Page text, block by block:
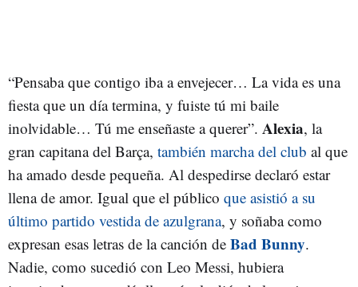
“Pensaba que contigo iba a envejecer… La vida es una
fiesta que un día termina, y fuiste tú mi baile
inolvidable… Tú me enseñaste a querer”. Alexia, la
gran capitana del Barça, también marcha del club al que
ha amado desde pequeña. Al despedirse declaró estar
llena de amor. Igual que el público que asistió a su
último partido vestida de azulgrana, y soñaba como
expresan esas letras de la canción de Bad Bunny.
Nadie, como sucedió con Leo Messi, hubiera